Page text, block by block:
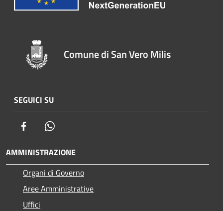
Comune di San Vero Milis
SEGUICI SU
Facebook
AMMINISTRAZIONE
Organi di Governo
Aree Amministrative
Uffici